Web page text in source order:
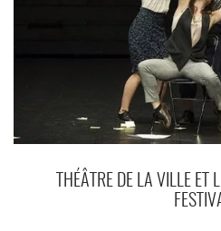
THÉÂTRE DE LA VILLE